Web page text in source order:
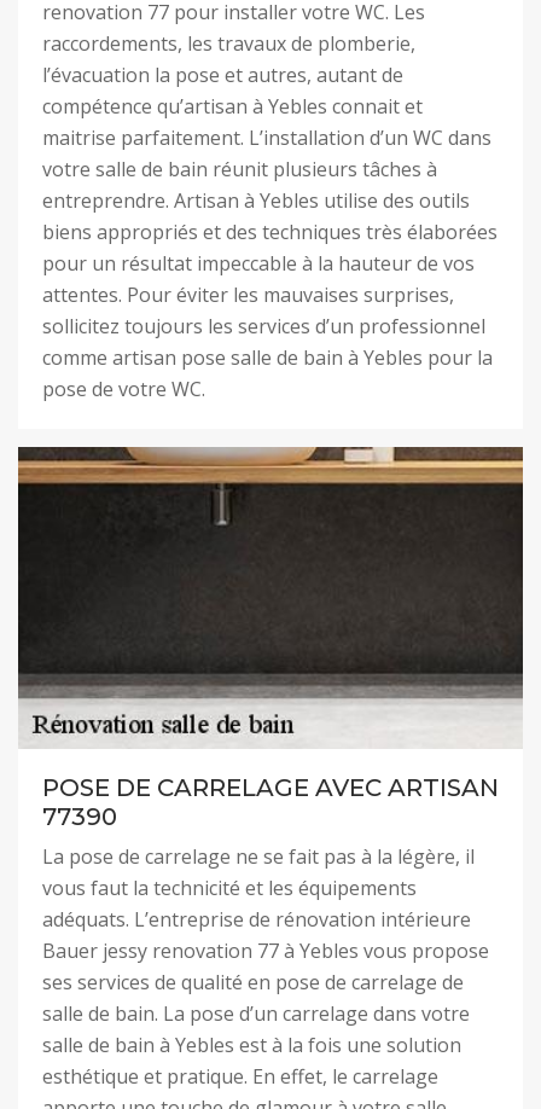
renovation 77 pour installer votre WC. Les
raccordements, les travaux de plomberie,
l’évacuation la pose et autres, autant de
compétence qu’artisan à Yebles connait et
maitrise parfaitement. L’installation d’un WC dans
votre salle de bain réunit plusieurs tâches à
entreprendre. Artisan à Yebles utilise des outils
biens appropriés et des techniques très élaborées
pour un résultat impeccable à la hauteur de vos
attentes. Pour éviter les mauvaises surprises,
sollicitez toujours les services d’un professionnel
comme artisan pose salle de bain à Yebles pour la
pose de votre WC.
POSE DE CARRELAGE AVEC ARTISAN
77390
La pose de carrelage ne se fait pas à la légère, il
vous faut la technicité et les équipements
adéquats. L’entreprise de rénovation intérieure
Bauer jessy renovation 77 à Yebles vous propose
ses services de qualité en pose de carrelage de
salle de bain. La pose d’un carrelage dans votre
salle de bain à Yebles est à la fois une solution
esthétique et pratique. En effet, le carrelage